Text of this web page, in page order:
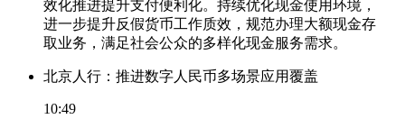
效化推进提升支付便利化。持续优化现金使用环境，
进一步提升反假货币工作质效，规范办理大额现金存
取业务，满足社会公众的多样化现金服务需求。
北京人行：推进数字人民币多场景应用覆盖
10:49